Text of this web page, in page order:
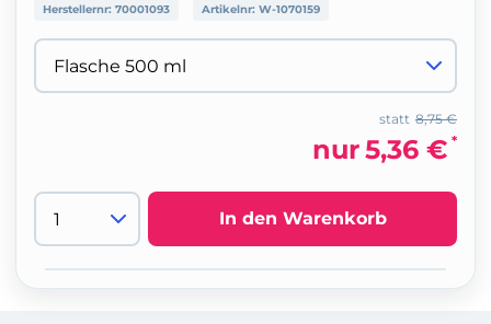
Herstellernr: 70001093 Artikelnr: W-1070159
8,75 €
statt
nur5,36 € *
In den Warenkorb